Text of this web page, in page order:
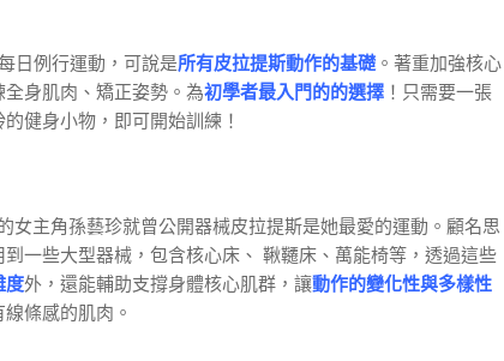
日例行運動，可說是所有皮拉提斯動作的基礎 。著重加強核心
身肌肉、矯正姿勢。為初學者最入門的的選擇 ！只需要一張
健身小物，即可開始訓練！
女主角孫藝珍就曾公開器械皮拉提斯是她最愛的運動。顧名思
一些大型器械，包含核心床、 鞦韆床、萬能椅等，透過這些
度外，還能輔助支撐身體核心肌群，讓動作的變化性與多樣性
條感的肌肉。